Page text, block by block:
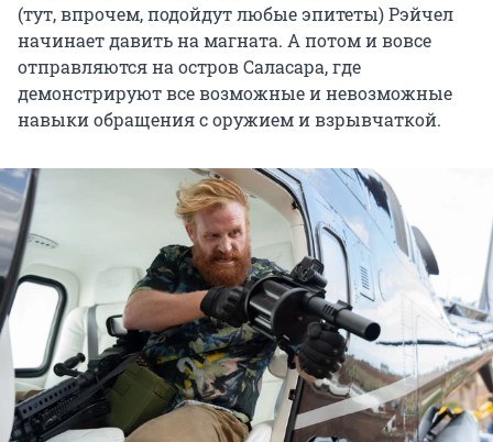
(тут, впрочем, подойдут любые эпитеты) Рэйчел
начинает давить на магната. А потом и вовсе
отправляются на остров Саласара, где
демонстрируют все возможные и невозможные
навыки обращения с оружием и взрывчаткой.